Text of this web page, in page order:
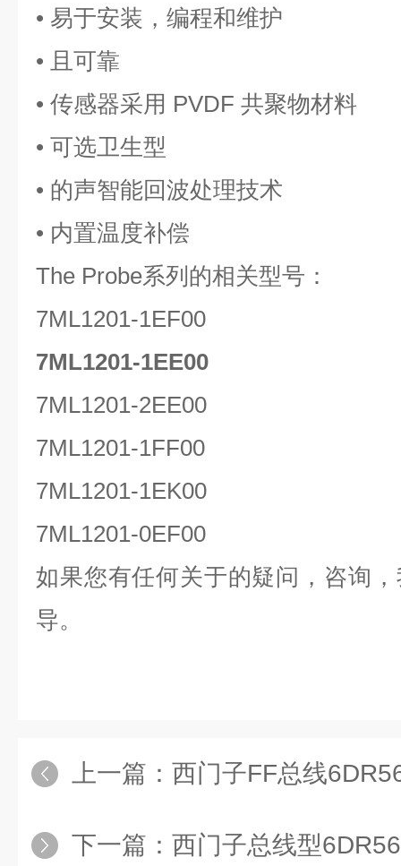
• 易于安装，编程和维护
• 且可靠
• 传感器采用 PVDF 共聚物材料
• 可选卫生型
• 的声智能回波处理技术
• 内置温度补偿
The Probe系列的相关型号：
7ML1201-1EF00
7ML1201-1EE00
7ML1201-2EE00
7ML1201-1FF00
7ML1201-1EK00
7ML1201-0EF00
如果您有任何关于的疑问，咨询
导。
上一篇： 西门子FF总线6DR5610-
下一篇： 西门子总线型6DR5610-